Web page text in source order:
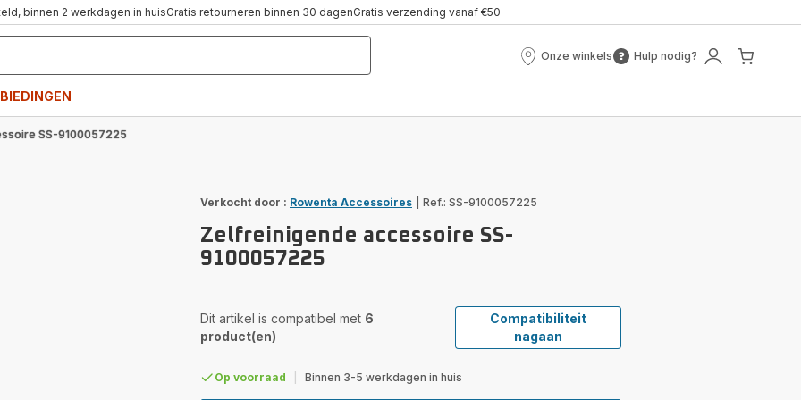
binnen 2 werkdagen in huisGratis retourneren binnen 30 dagenGratis verzending vanaf €50
Onze winkels
Onze
Hulp nodig?
Hulp
Mijn
SS-9100057225
Verkocht door : Rowenta Accessoires Ref.: SS-9100057225
Zelfreinigende accessoire SS-
9100057225
Dit artikel is compatibel met 6
product(en)
Compatibiliteit
nagaan
Op voorraad Binnen 3-5 werkdagen in huis